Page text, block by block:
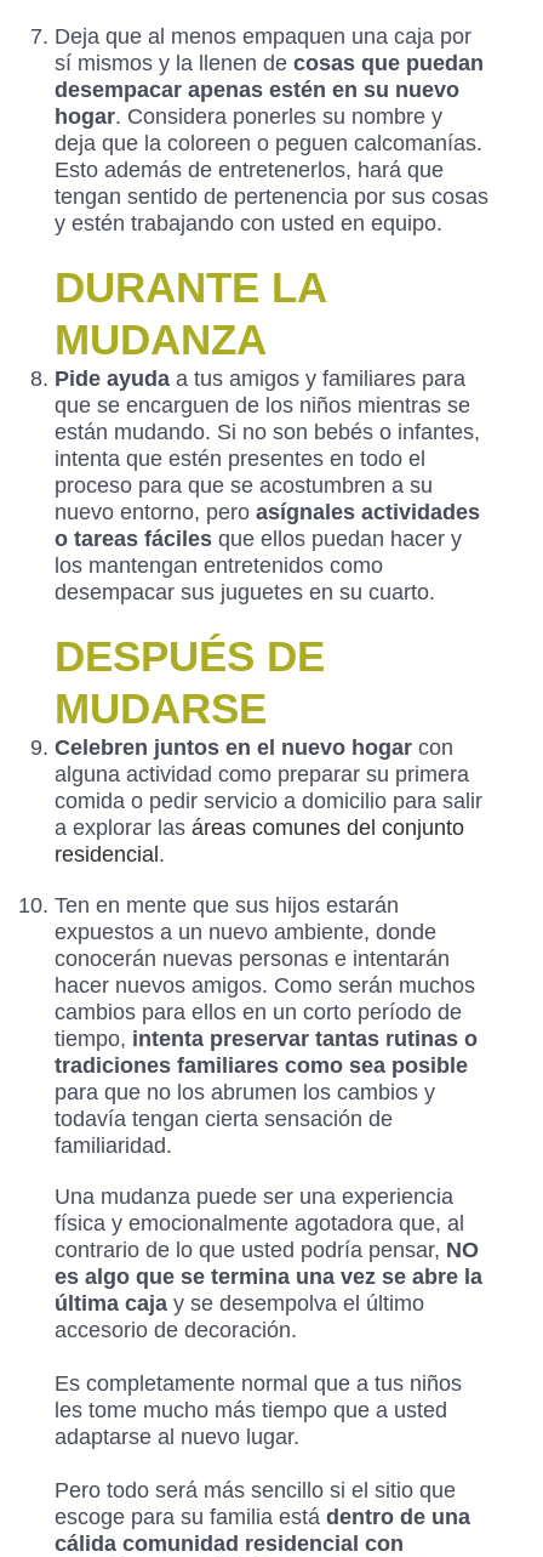
Deja que al menos empaquen una caja por
sí mismos y la llenen de cosas que puedan
desempacar apenas estén en su nuevo
hogar. Considera ponerles su nombre y
deja que la coloreen o peguen calcomanías.
Esto además de entretenerlos, hará que
tengan sentido de pertenencia por sus cosas
y estén trabajando con usted en equipo.
DURANTE LA
MUDANZA
Pide ayudaa tus amigos y familiares para
que se encarguen de los niños mientras se
están mudando. Si no son bebés o infantes,
intenta que estén presentes en todo el
proceso para que se acostumbren a su
nuevo entorno, pero asígnales actividades
o tareas fácilesque ellos puedan hacer y
los mantengan entretenidos como
desempacar sus juguetes en su cuarto.
DESPUÉS DE
MUDARSE
Celebren juntos en el nuevo hogarcon
alguna actividad como preparar su primera
comida o pedir servicio a domicilio para salir
a explorar las áreas comunes del conjunto
residencial .
Ten en mente que sus hijos estarán
expuestos a un nuevo ambiente, donde
conocerán nuevas personas e intentarán
hacer nuevos amigos. Como serán muchos
cambios para ellos en un corto período de
tiempo, intenta preservar tantas rutinas o
tradiciones familiares como sea posible
para que no los abrumen los cambios y
todavía tengan cierta sensación de
familiaridad.
Una mudanza puede ser una experiencia
física y emocionalmente agotadora que, al
contrario de lo que usted podría pensar, NO
es algo que se termina una vez se abre la
última cajay se desempolva el último
accesorio de decoración.
Es completamente normal que a tus niños
les tome mucho más tiempo que a usted
adaptarse al nuevo lugar.
Pero todo será más sencillo si el sitio que
escoge para su familia está dentro de una
cálida comunidad residencial con